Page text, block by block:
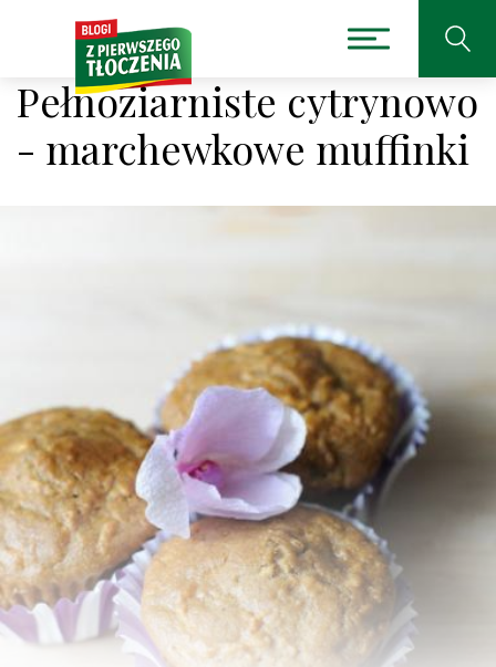
Pełnoziarniste cytrynowo
- marchewkowe muffinki